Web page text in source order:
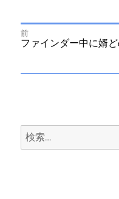
投
ゲ
前
前
の
ファインダー中に婿
検
索: